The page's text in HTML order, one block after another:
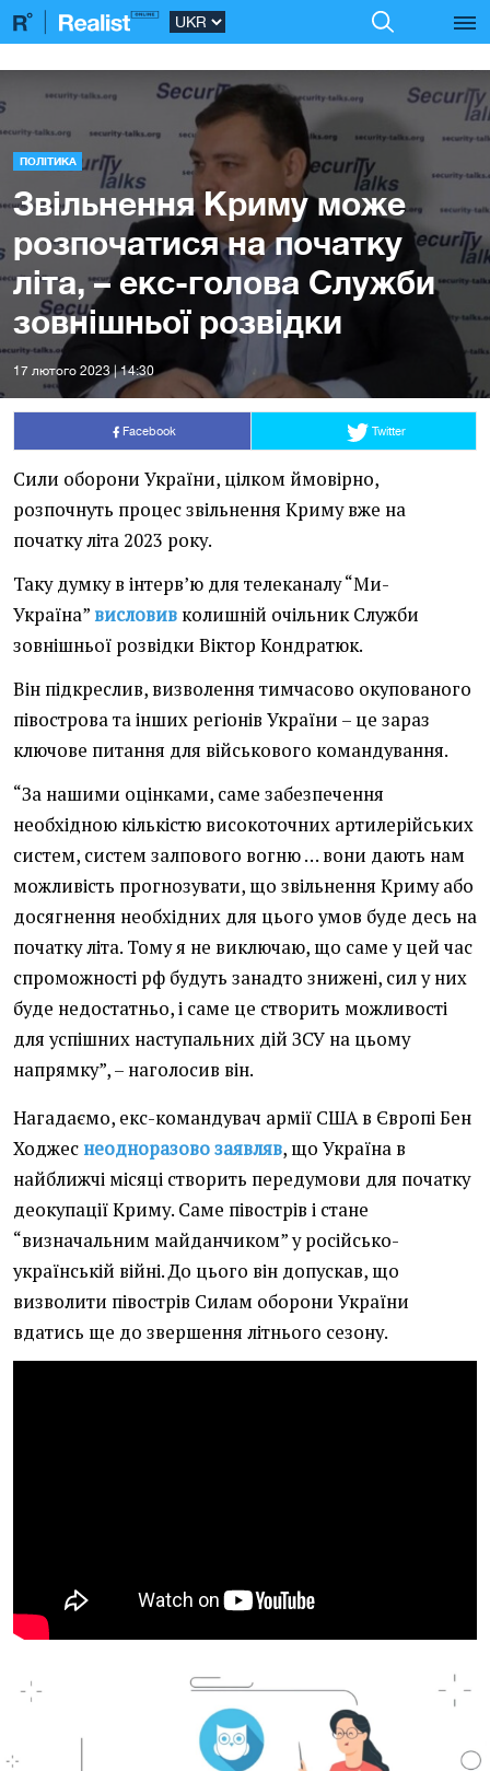
ПОЛІТИКА
Звільнення Криму може
розпочатися на початку
літа, – екс-голова Служби
зовнішньої розвідки
17 лютого 2023 | 14:30
Facebook Twitter
Сили оборони України, цілком ймовірно,
розпочнуть процес звільнення Криму вже на
початку літа 2023 року.
Таку думку в інтерв’ю для телеканалу “Ми-
Україна” висловив колишній очільник Служби
зовнішньої розвідки Віктор Кондратюк.
Він підкреслив, визволення тимчасово окупованого
півострова та інших регіонів України – це зараз
ключове питання для військового командування.
“За нашими оцінками, саме забезпечення
необхідною кількістю високоточних артилерійських
систем, систем залпового вогню … вони дають нам
можливість прогнозувати, що звільнення Криму або
досягнення необхідних для цього умов буде десь на
початку літа. Тому я не виключаю, що саме у цей час
спроможності рф будуть занадто знижені, сил у них
буде недостатньо, і саме це створить можливості
для успішних наступальних дій ЗСУ на цьому
напрямку”, – наголосив він.
Нагадаємо, екс-командувач армії США в Європі Бен
Ходжес неодноразово заявляв, що Україна в
найближчі місяці створить передумови для початку
деокупації Криму. Саме півострів і стане
“визначальним майданчиком” у російсько-
українській війні. До цього він допускав, що
визволити півострів Силам оборони України
вдатись ще до звершення літнього сезону.